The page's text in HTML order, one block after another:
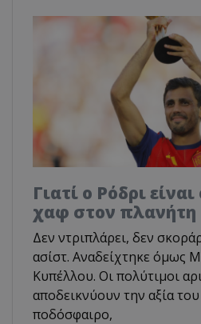
Γιατί ο Ρόδρι
χαφ στον πλανήτη
Δεν ντριπλάρει, δεν
ασίστ. Αναδείχτηκε όμως
Κυπέλλου. Οι πολύτιμοι
αποδεικνύουν την αξία
ποδόσφαιρο,